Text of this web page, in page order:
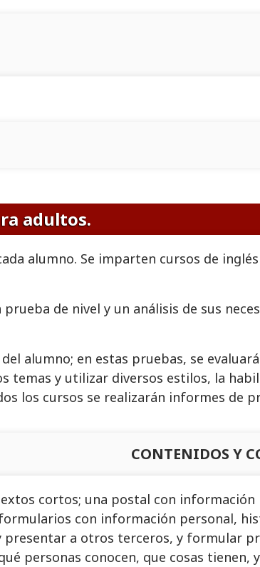
adultos.
alumno. Se imparten cursos de
de nivel y un análisis de sus
alumno; en estas pruebas, se
temas y utilizar diversos estilos, la
los cursos se realizarán informes de
CONTENIDOS Y
cortos; una postal con
con información personal,
presentar a otros terceros, y formular
personas conocen, que cosas tienen,